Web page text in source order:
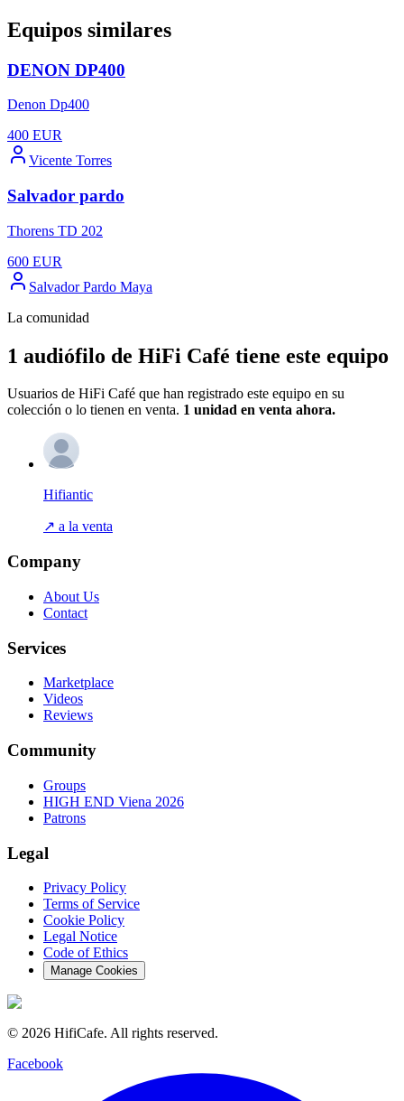
Equipos similares
DENON DP400
Denon Dp400
400 EUR
Vicente Torres
Salvador pardo
Thorens TD 202
600 EUR
Salvador Pardo Maya
La comunidad
1 audiófilo de HiFi Café tiene este equipo
Usuarios de HiFi Café que han registrado este equipo en su
colección o lo tienen en venta. 1 unidad en venta ahora.
Hifiantic
↗ a la venta
Company
About Us
Contact
Services
Marketplace
Videos
Reviews
Community
Groups
HIGH END Viena 2026
Patrons
Legal
Privacy Policy
Terms of Service
Cookie Policy
Legal Notice
Code of Ethics
Manage Cookies
© 2026 HifiCafe. All rights reserved.
Facebook